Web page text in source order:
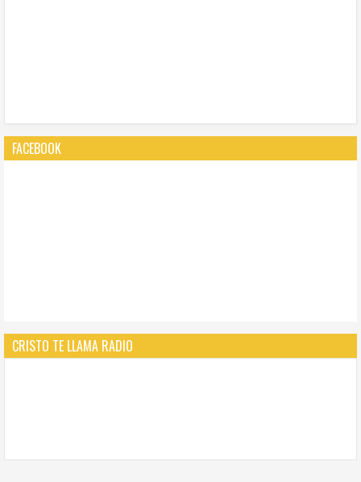
FACEBOOK
CRISTO TE LLAMA RADIO